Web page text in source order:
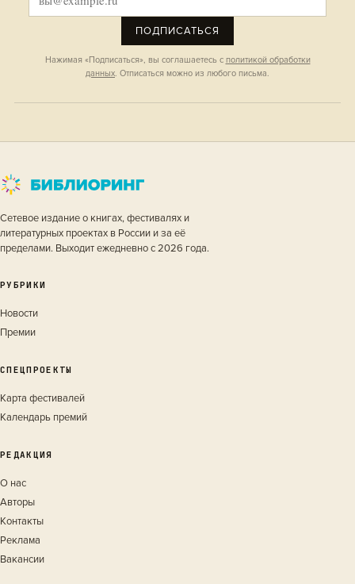
ПОДПИСАТЬСЯ
Нажимая «Подписаться», вы соглашаетесь с политикой обработки
данных . Отписаться можно из любого письма.
Сетевое издание о книгах, фестивалях и
литературных проектах в России и за её
пределами. Выходит ежедневно с 2026 года.
РУБРИКИ
Новости
Премии
СПЕЦПРОЕКТЫ
Карта фестивалей
Календарь премий
РЕДАКЦИЯ
О нас
Авторы
Контакты
Реклама
Вакансии